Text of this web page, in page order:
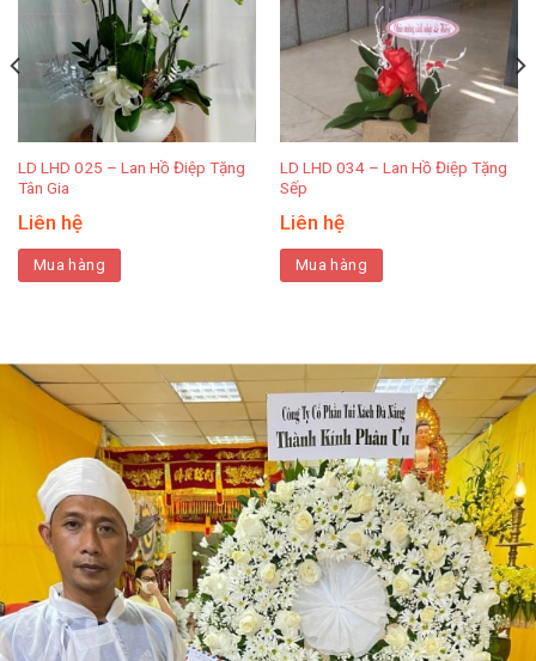
LD LHD 025 – Lan Hồ Điệp Tặng
Tân Gia
Liên hệ
Mua hàng
LD LHD 034 – Lan Hồ Điệp Tặng
Sếp
Liên hệ
Mua hàng